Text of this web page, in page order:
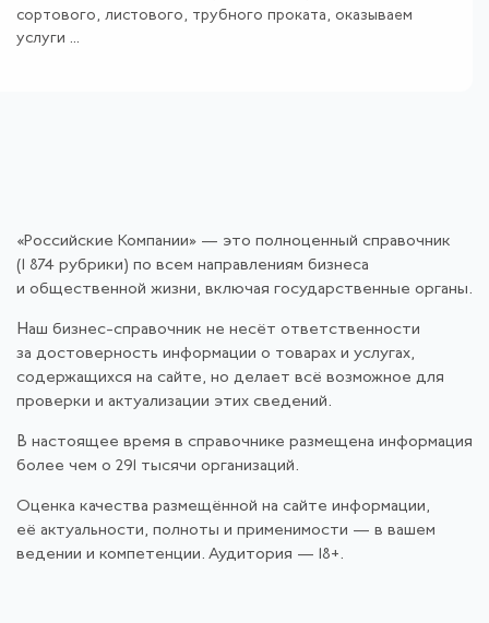
сортового, листового, трубного проката, оказываем
услуги ...
«Российские Компании» — это полноценный справочник
(1 874 рубрики) по всем направлениям бизнеса
и общественной жизни, включая государственные органы.
Наш бизнес-справочник не несёт ответственности
за достоверность информации о товарах и услугах,
содержащихся на сайте, но делает всё возможное для
проверки и актуализации этих сведений.
В настоящее время в справочнике размещена информация
более чем о 291 тысячи организаций.
Оценка качества размещённой на сайте информации,
её актуальности, полноты и применимости — в вашем
ведении и компетенции. Аудитория — 18+.